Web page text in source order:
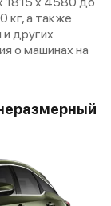
кг, а также
других
о машинах на